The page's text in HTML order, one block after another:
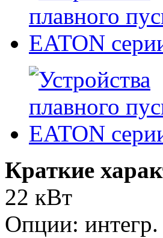
Краткие
22 кВт
Опции: